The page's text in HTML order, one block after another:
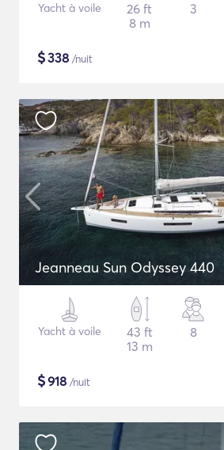
Yacht à voile
26 ft
8 m
3
$338 /nuit
Jeanneau Sun Odyssey 440
Yacht à voile
43 ft
13 m
8
$918 /nuit